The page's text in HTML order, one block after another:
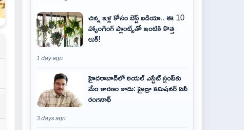
చిన్న ఇళ్ల కోసం బెస్ట్ ఐడియా.. ఈ 10
హ్యాంగింగ్ ప్లాంట్స్‌తో ఇంటికి కొత్త
లుక్!
1 day ago
హైదరాబాద్‌లో రియల్ ఎస్టేట్ స్లంప్‌కు
మేం కారణం కాదు: హైడ్రా కమిషనర్ ఏవీ
రంగనాథ్
3 days ago